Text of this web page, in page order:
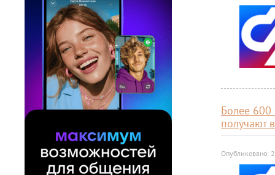
Более 600
получают
Опубликовано: